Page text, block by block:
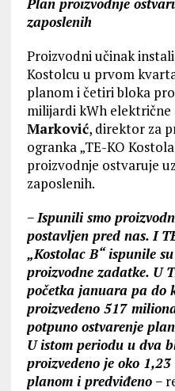
zaposlenih
Proizvodni učinak
Kostolcu u prvom
planom i četiri bloka
milijardi kWh električne
Marković, direktor za
ogranka „TE-KO
proizvodnje ostvaruje
zaposlenih.
−Ispunili smo
postavljen pred nas. I
„Kostolac B“ ispunile
proizvodne zadatke. U
početka januara pa do
proizvedeno 517
potpuno ostvarenje
U istom periodu u dva
proizvedeno je oko
planom i predviđeno −